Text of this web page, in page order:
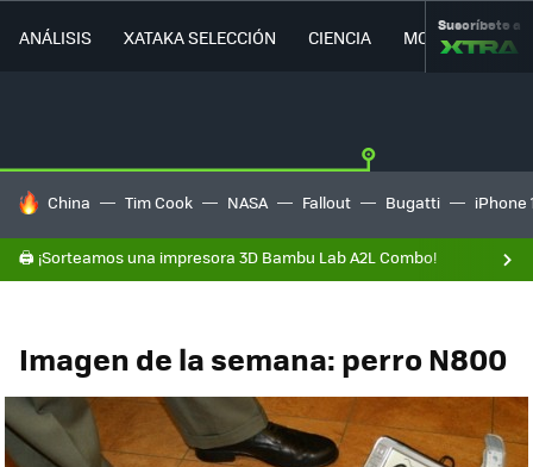
ANÁLISIS XATAKA SELECCIÓN CIENCIA MOVILIDAD
Suscríbete a
HOY SE HABLA DE
China Tim Cook NASA Fallout Bugatti iPhone
🖨️ ¡Sorteamos una impresora 3D Bambu Lab A2L Combo!
Imagen de la semana: perro N800